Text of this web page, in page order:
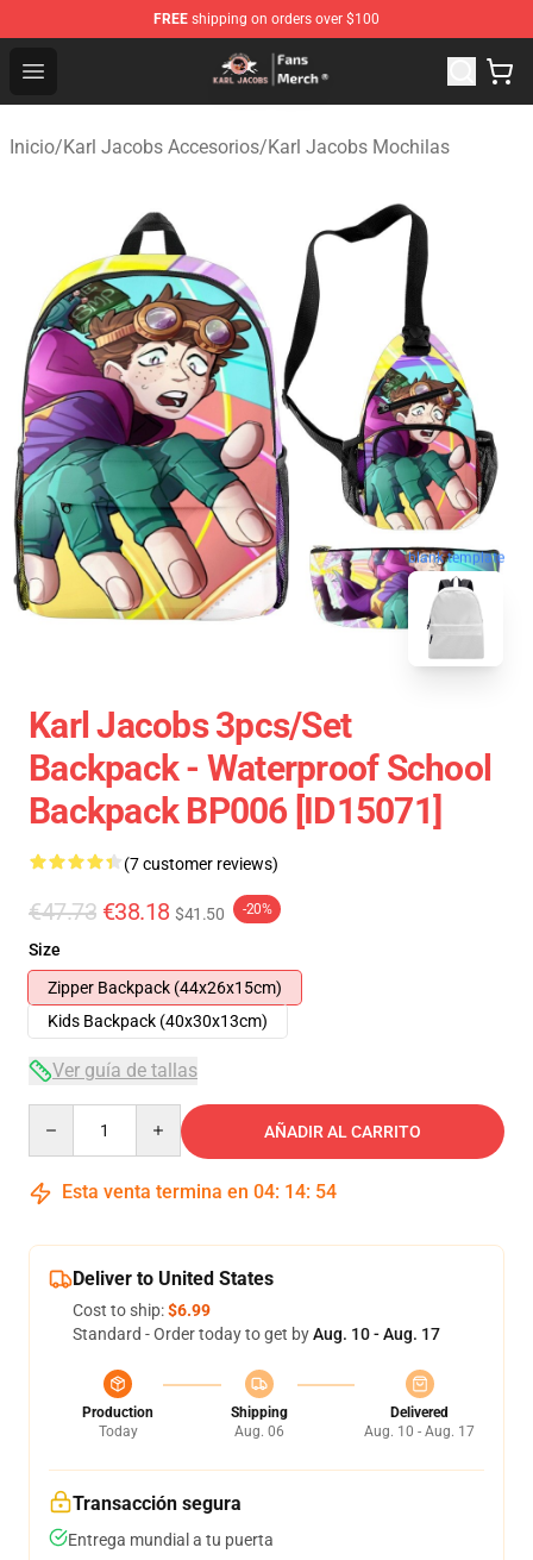
FREE shipping on orders over $100
Open menu
Karl Jacobs Store - Official Karl Jacobs Merchandise
Inicio/Karl Jacobs Accesorios/Karl Jacobs Mochilas
blank template
Karl Jacobs 3pcs/set
Backpack - Waterproof School
Backpack BP006 [ID15071]
(7 customer reviews)
€47.73 €38.18 $41.50 -20%
Size
Zipper Backpack (44x26x15cm)
Kids Backpack (40x30x13cm)
Ver guía de tallas
AÑADIR AL CARRITO
Esta venta termina en 04: 14: 53
Deliver to United States
Cost to ship:$6.99
Standard - Order today to get byAug. 10 - Aug. 17
Production
Today
Shipping
Aug. 06
Delivered
Aug. 10 - Aug. 17
Transacción segura
Entrega mundial a tu puerta